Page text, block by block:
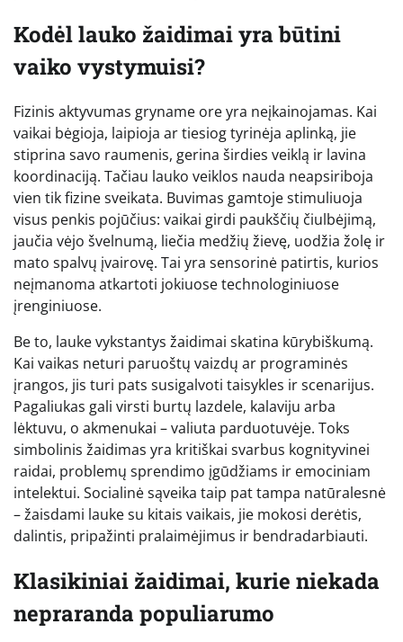
Kodėl lauko žaidimai yra būtini
vaiko vystymuisi?
Fizinis aktyvumas gryname ore yra neįkainojamas. Kai
vaikai bėgioja, laipioja ar tiesiog tyrinėja aplinką, jie
stiprina savo raumenis, gerina širdies veiklą ir lavina
koordinaciją. Tačiau lauko veiklos nauda neapsiriboja
vien tik fizine sveikata. Buvimas gamtoje stimuliuoja
visus penkis pojūčius: vaikai girdi paukščių čiulbėjimą,
jaučia vėjo švelnumą, liečia medžių žievę, uodžia žolę ir
mato spalvų įvairovę. Tai yra sensorinė patirtis, kurios
neįmanoma atkartoti jokiuose technologiniuose
įrenginiuose.
Be to, lauke vykstantys žaidimai skatina kūrybiškumą.
Kai vaikas neturi paruoštų vaizdų ar programinės
įrangos, jis turi pats susigalvoti taisykles ir scenarijus.
Pagaliukas gali virsti burtų lazdele, kalaviju arba
lėktuvu, o akmenukai – valiuta parduotuvėje. Toks
simbolinis žaidimas yra kritiškai svarbus kognityvinei
raidai, problemų sprendimo įgūdžiams ir emociniam
intelektui. Socialinė sąveika taip pat tampa natūralesnė
– žaisdami lauke su kitais vaikais, jie mokosi derėtis,
dalintis, pripažinti pralaimėjimus ir bendradarbiauti.
Klasikiniai žaidimai, kurie niekada
nepraranda populiarumo